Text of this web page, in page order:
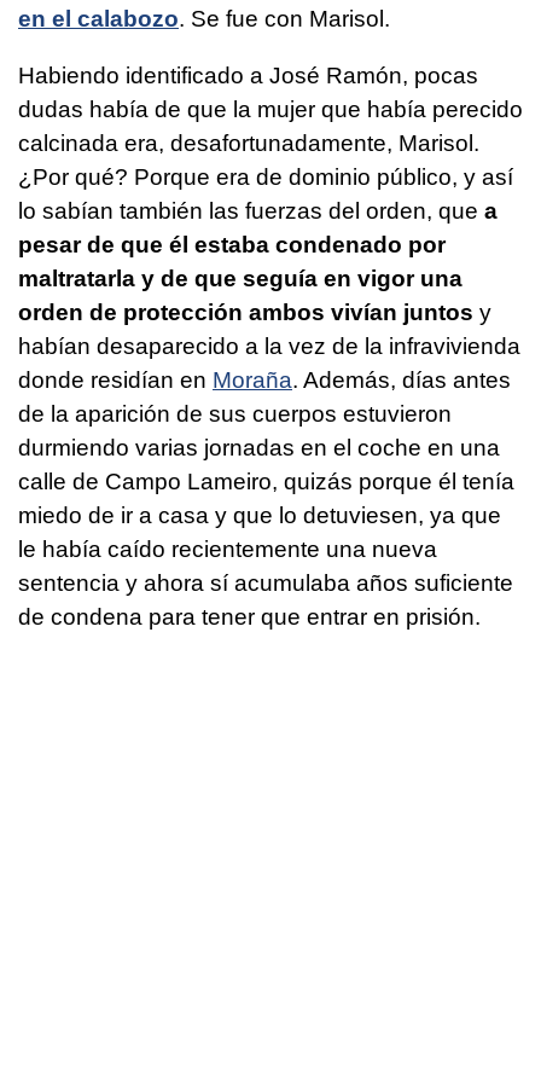
en el calabozo. Se fue con Marisol.
Habiendo identificado a José Ramón, pocas
dudas había de que la mujer que había perecido
calcinada era, desafortunadamente, Marisol.
¿Por qué? Porque era de dominio público, y así
lo sabían también las fuerzas del orden, que a
pesar de que él estaba condenado por
maltratarla y de que seguía en vigor una
orden de protección ambos vivían juntos y
habían desaparecido a la vez de la infravivienda
donde residían en Moraña. Además, días antes
de la aparición de sus cuerpos estuvieron
durmiendo varias jornadas en el coche en una
calle de Campo Lameiro, quizás porque él tenía
miedo de ir a casa y que lo detuviesen, ya que
le había caído recientemente una nueva
sentencia y ahora sí acumulaba años suficiente
de condena para tener que entrar en prisión.